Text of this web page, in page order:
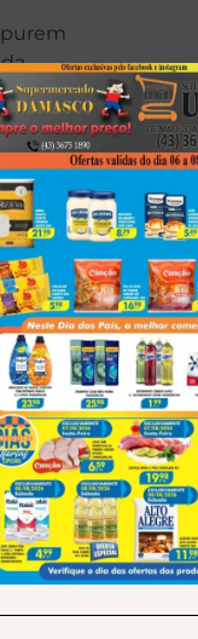
Motorista De BMW Tenta Fugir Da PM, Bate Em Viatura E Morre Em Confronto No PR
Todos os direitos